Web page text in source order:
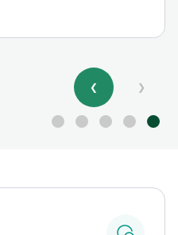
❮
❯